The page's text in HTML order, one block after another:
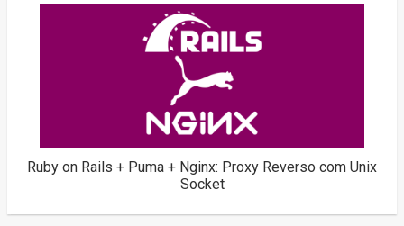
Ruby on Rails + Puma + Nginx: Proxy Reverso com Unix
Socket